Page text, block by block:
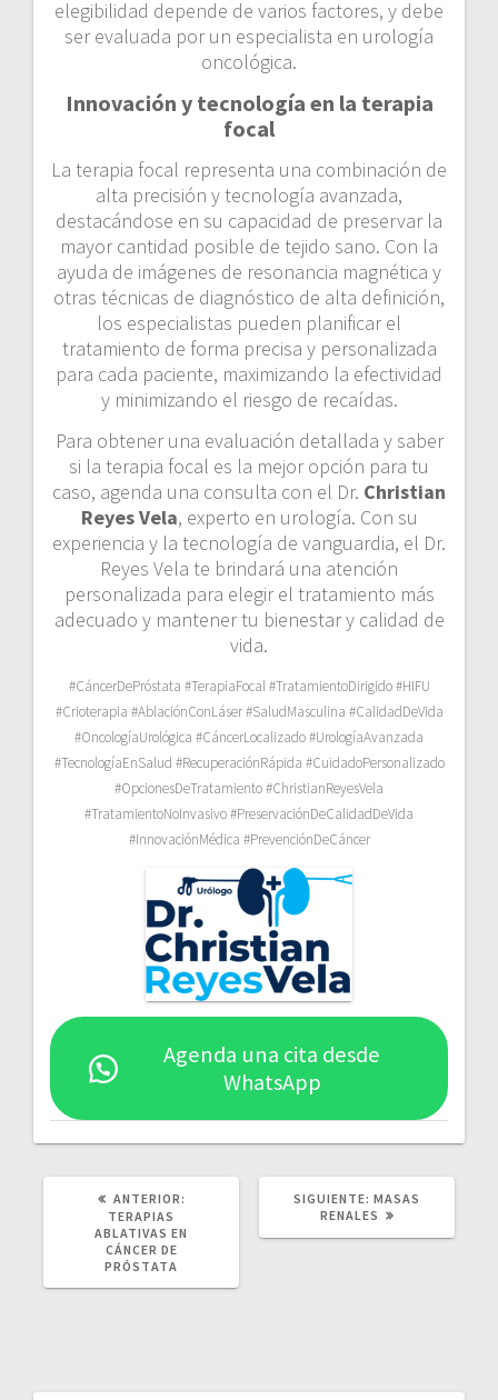
elegibilidad depende de varios factores, y debe
ser evaluada por un especialista en urología
oncológica.
Innovación y tecnología en la terapia
focal
La terapia focal representa una combinación de
alta precisión y tecnología avanzada,
destacándose en su capacidad de preservar la
mayor cantidad posible de tejido sano. Con la
ayuda de imágenes de resonancia magnética y
otras técnicas de diagnóstico de alta definición,
los especialistas pueden planificar el
tratamiento de forma precisa y personalizada
para cada paciente, maximizando la efectividad
y minimizando el riesgo de recaídas.
Para obtener una evaluación detallada y saber
si la terapia focal es la mejor opción para tu
caso, agenda una consulta con el Dr. Christian
Reyes Vela, experto en urología. Con su
experiencia y la tecnología de vanguardia, el Dr.
Reyes Vela te brindará una atención
personalizada para elegir el tratamiento más
adecuado y mantener tu bienestar y calidad de
vida.
#CáncerDePróstata #TerapiaFocal #TratamientoDirigido #HIFU
#Crioterapia #AblaciónConLáser #SaludMasculina #CalidadDeVida
#OncologíaUrológica #CáncerLocalizado #UrologíaAvanzada
#TecnologíaEnSalud #RecuperaciónRápida #CuidadoPersonalizado
#OpcionesDeTratamiento #ChristianReyesVela
#TratamientoNoInvasivo #PreservaciónDeCalidadDeVida
#InnovaciónMédica #PrevenciónDeCáncer
Agenda una cita desde
WhatsApp
ANTERIOR:
TERAPIAS
ABLATIVAS EN
CÁNCER DE
PRÓSTATA
SIGUIENTE: SIGUIENTE
POST:
MASAS
RENALES